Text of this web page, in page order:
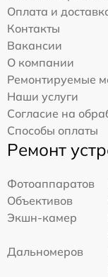
Оплата и
Контакты
Вакансии
О компании
Ремонтируемые
Наши услуги
Согласие на
Способы оплаты
Ремонт
Фотоаппаратов
Объективов
Экшн-камер
Дальномеров